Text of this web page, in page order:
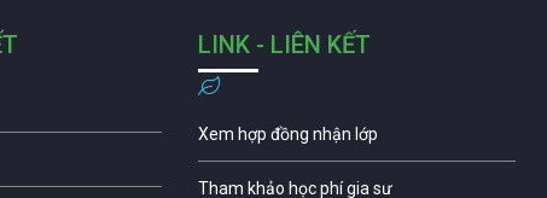
LINK - LIÊN KẾT
Xem hợp đồng nhận lớp
Tham khảo học phí gia sư